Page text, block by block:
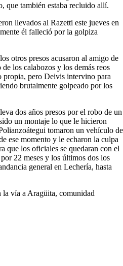
que también estaba recluido allí.
llevados al Razetti este jueves en
él falleció por la golpiza
otros presos acusaron al amigo de
los calabozos y los demás reos
propia, pero Deivis intervino para
brutalmente golpeado por los
dos años presos por el robo de un
un montaje lo que le hicieron
tomaron un vehículo de
ese momento y le echaron la culpa
que los oficiales se quedaran con el
22 meses y los últimos dos los
general en Lechería, hasta
vía a Aragüita, comunidad